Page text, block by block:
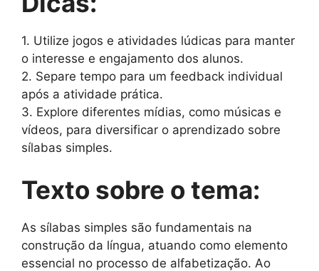
1. Utilize jogos e atividades lúdicas para manter
o interesse e engajamento dos alunos.
2. Separe tempo para um feedback individual
após a atividade prática.
3. Explore diferentes mídias, como músicas e
vídeos, para diversificar o aprendizado sobre
sílabas simples.
Texto sobre o tema:
As sílabas simples são fundamentais na
construção da língua, atuando como elemento
essencial no processo de alfabetização. Ao